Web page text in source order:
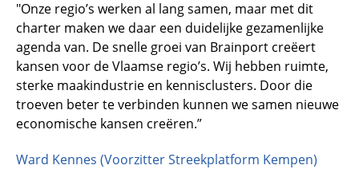
"Onze regio’s werken al lang samen, maar met dit
charter maken we daar een duidelijke gezamenlijke
agenda van. De snelle groei van Brainport creëert
kansen voor de Vlaamse regio’s. Wij hebben ruimte,
sterke maakindustrie en kennisclusters. Door die
troeven beter te verbinden kunnen we samen nieuwe
economische kansen creëren.”
Ward Kennes (Voorzitter Streekplatform Kempen)